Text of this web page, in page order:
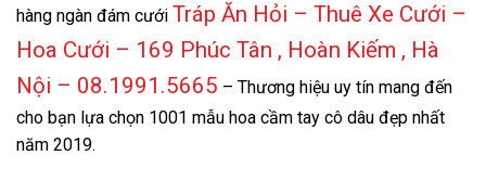
hàng ngàn đám cưới Tráp Ăn Hỏi – Thuê Xe Cưới –
Hoa Cưới – 169 Phúc Tân , Hoàn Kiếm , Hà
Nội – 08.1991.5665 – Thương hiệu uy tín mang đến
cho bạn lựa chọn 1001 mẫu hoa cầm tay cô dâu đẹp nhất
năm 2019.